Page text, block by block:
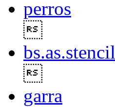
perros
bs.as.stencil
garra